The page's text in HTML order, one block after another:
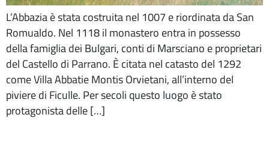
L’Abbazia è stata costruita nel 1007 e riordinata da San
Romualdo. Nel 1118 il monastero entra in possesso
della famiglia dei Bulgari, conti di Marsciano e proprietari
del Castello di Parrano. È citata nel catasto del 1292
come Villa Abbatie Montis Orvietani, all’interno del
piviere di Ficulle. Per secoli questo luogo è stato
protagonista delle […]